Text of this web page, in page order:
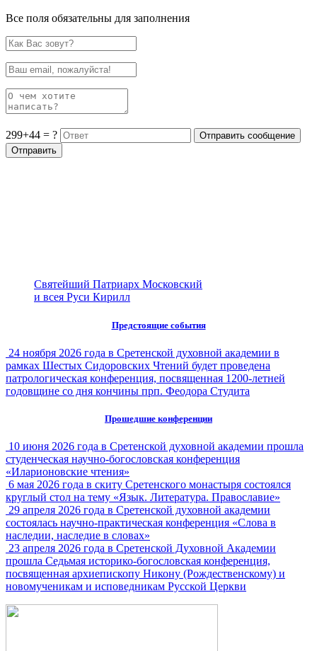
Все поля обязательны для заполнения
299+44 = ?
Святейший Патриарх Московский
и всея Руси Кирилл
Предстоящие события
24 ноября 2026 года в Сретенской духовной академии в
рамках Шестых Сидоровских Чтений будет проведена
патрологическая конференция, посвященная 1200-летней
годовщине со дня кончины прп. Феодора Студита
Прошедшие конференции
10 июня 2026 года в Сретенской духовной академии прошла
студенческая научно-богословская конференция
«Иларионовские чтения»
6 мая 2026 года в скиту Сретенского монастыря состоялся
круглый стол на тему «Язык. Литература. Православие»
29 апреля 2026 года в Сретенской духовной академии
состоялась научно-практическая конференция «Слова в
наследии, наследие в словах»
23 апреля 2026 года в Сретенской Духовной Академии
прошла Седьмая историко-богословская конференция,
посвященная архиепископу Никону (Рождественскому) и
новомученикам и исповедникам Русской Церкви